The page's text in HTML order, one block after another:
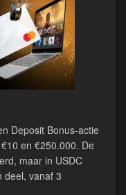
Deposit Bonus-actie
en €250.000. De
maar in USDC
deel, vanaf 3